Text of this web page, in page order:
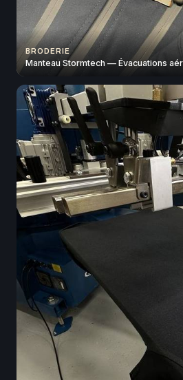
BRODERIE
Manteau Stormtech — Évacuations